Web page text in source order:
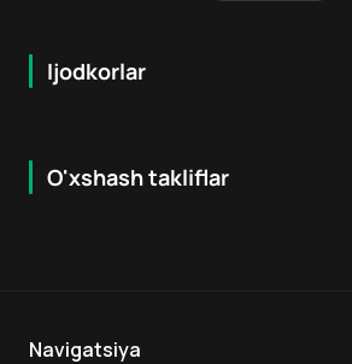
Ijodkorlar
O'xshash takliflar
16 +
Navigatsiya